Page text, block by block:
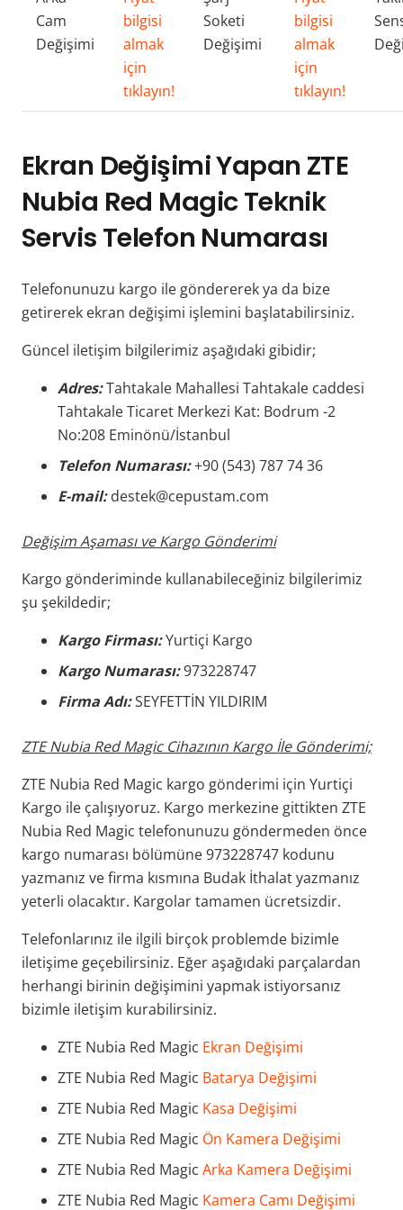
Cam
Değişimi
bilgisi
almak
için
tıklayın!
Soketi
Değişimi
bilgisi
almak
için
tıklayın!
Ekran Değişimi Yapan ZTE
Nubia Red Magic Teknik
Servis Telefon Numarası
Telefonunuzu kargo ile göndererek ya da bize
getirerek ekran değişimi işlemini başlatabilirsiniz.
Güncel iletişim bilgilerimiz aşağıdaki gibidir;
Adres:Tahtakale Mahallesi Tahtakale caddesi
Tahtakale Ticaret Merkezi Kat: Bodrum -2
No:208 Eminönü/İstanbul
Telefon Numarası:+90 (543) 787 74 36
E-mail:destek@cepustam.com
Değişim Aşaması ve Kargo Gönderimi
Kargo gönderiminde kullanabileceğiniz bilgilerimiz
şu şekildedir;
Kargo Firması:Yurtiçi Kargo
Kargo Numarası:973228747
Firma Adı:SEYFETTİN YILDIRIM
ZTE Nubia Red Magic Cihazının Kargo İle Gönderimi;
ZTE Nubia Red Magic kargo gönderimi için Yurtiçi
Kargo ile çalışıyoruz. Kargo merkezine gittikten ZTE
Nubia Red Magic telefonunuzu göndermeden önce
kargo numarası bölümüne 973228747 kodunu
yazmanız ve firma kısmına Budak İthalat yazmanız
yeterli olacaktır. Kargolar tamamen ücretsizdir.
Telefonlarınız ile ilgili birçok problemde bizimle
iletişime geçebilirsiniz. Eğer aşağıdaki parçalardan
herhangi birinin değişimini yapmak istiyorsanız
bizimle iletişim kurabilirsiniz.
ZTE Nubia Red Magic Ekran Değişimi
ZTE Nubia Red Magic Batarya Değişimi
ZTE Nubia Red Magic Kasa Değişimi
ZTE Nubia Red Magic Ön Kamera Değişimi
ZTE Nubia Red Magic Arka Kamera Değişimi
ZTE Nubia Red Magic Kamera Camı Değişimi